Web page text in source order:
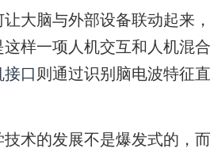
脑与外部设备联动起来，
这样一项人机交互和人机混
接口 则通过识别脑电波特征
的发展不是爆发式的，而